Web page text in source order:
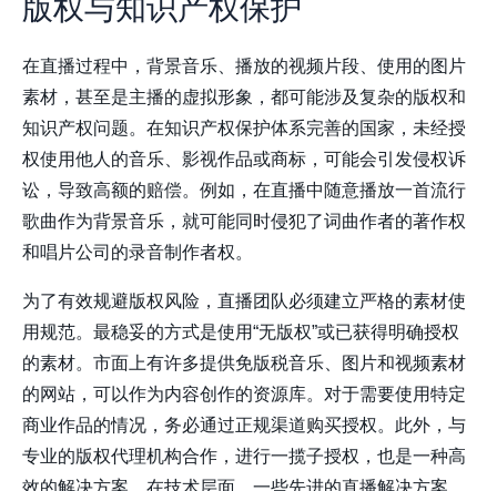
版权与知识产权保护
在直播过程中，背景音乐、播放的视频片段、使用的图片
素材，甚至是主播的虚拟形象，都可能涉及复杂的版权和
知识产权问题。在知识产权保护体系完善的国家，未经授
权使用他人的音乐、影视作品或商标，可能会引发侵权诉
讼，导致高额的赔偿。例如，在直播中随意播放一首流行
歌曲作为背景音乐，就可能同时侵犯了词曲作者的著作权
和唱片公司的录音制作者权。
为了有效规避版权风险，直播团队必须建立严格的素材使
用规范。最稳妥的方式是使用“无版权”或已获得明确授权
的素材。市面上有许多提供免版税音乐、图片和视频素材
的网站，可以作为内容创作的资源库。对于需要使用特定
商业作品的情况，务必通过正规渠道购买授权。此外，与
专业的版权代理机构合作，进行一揽子授权，也是一种高